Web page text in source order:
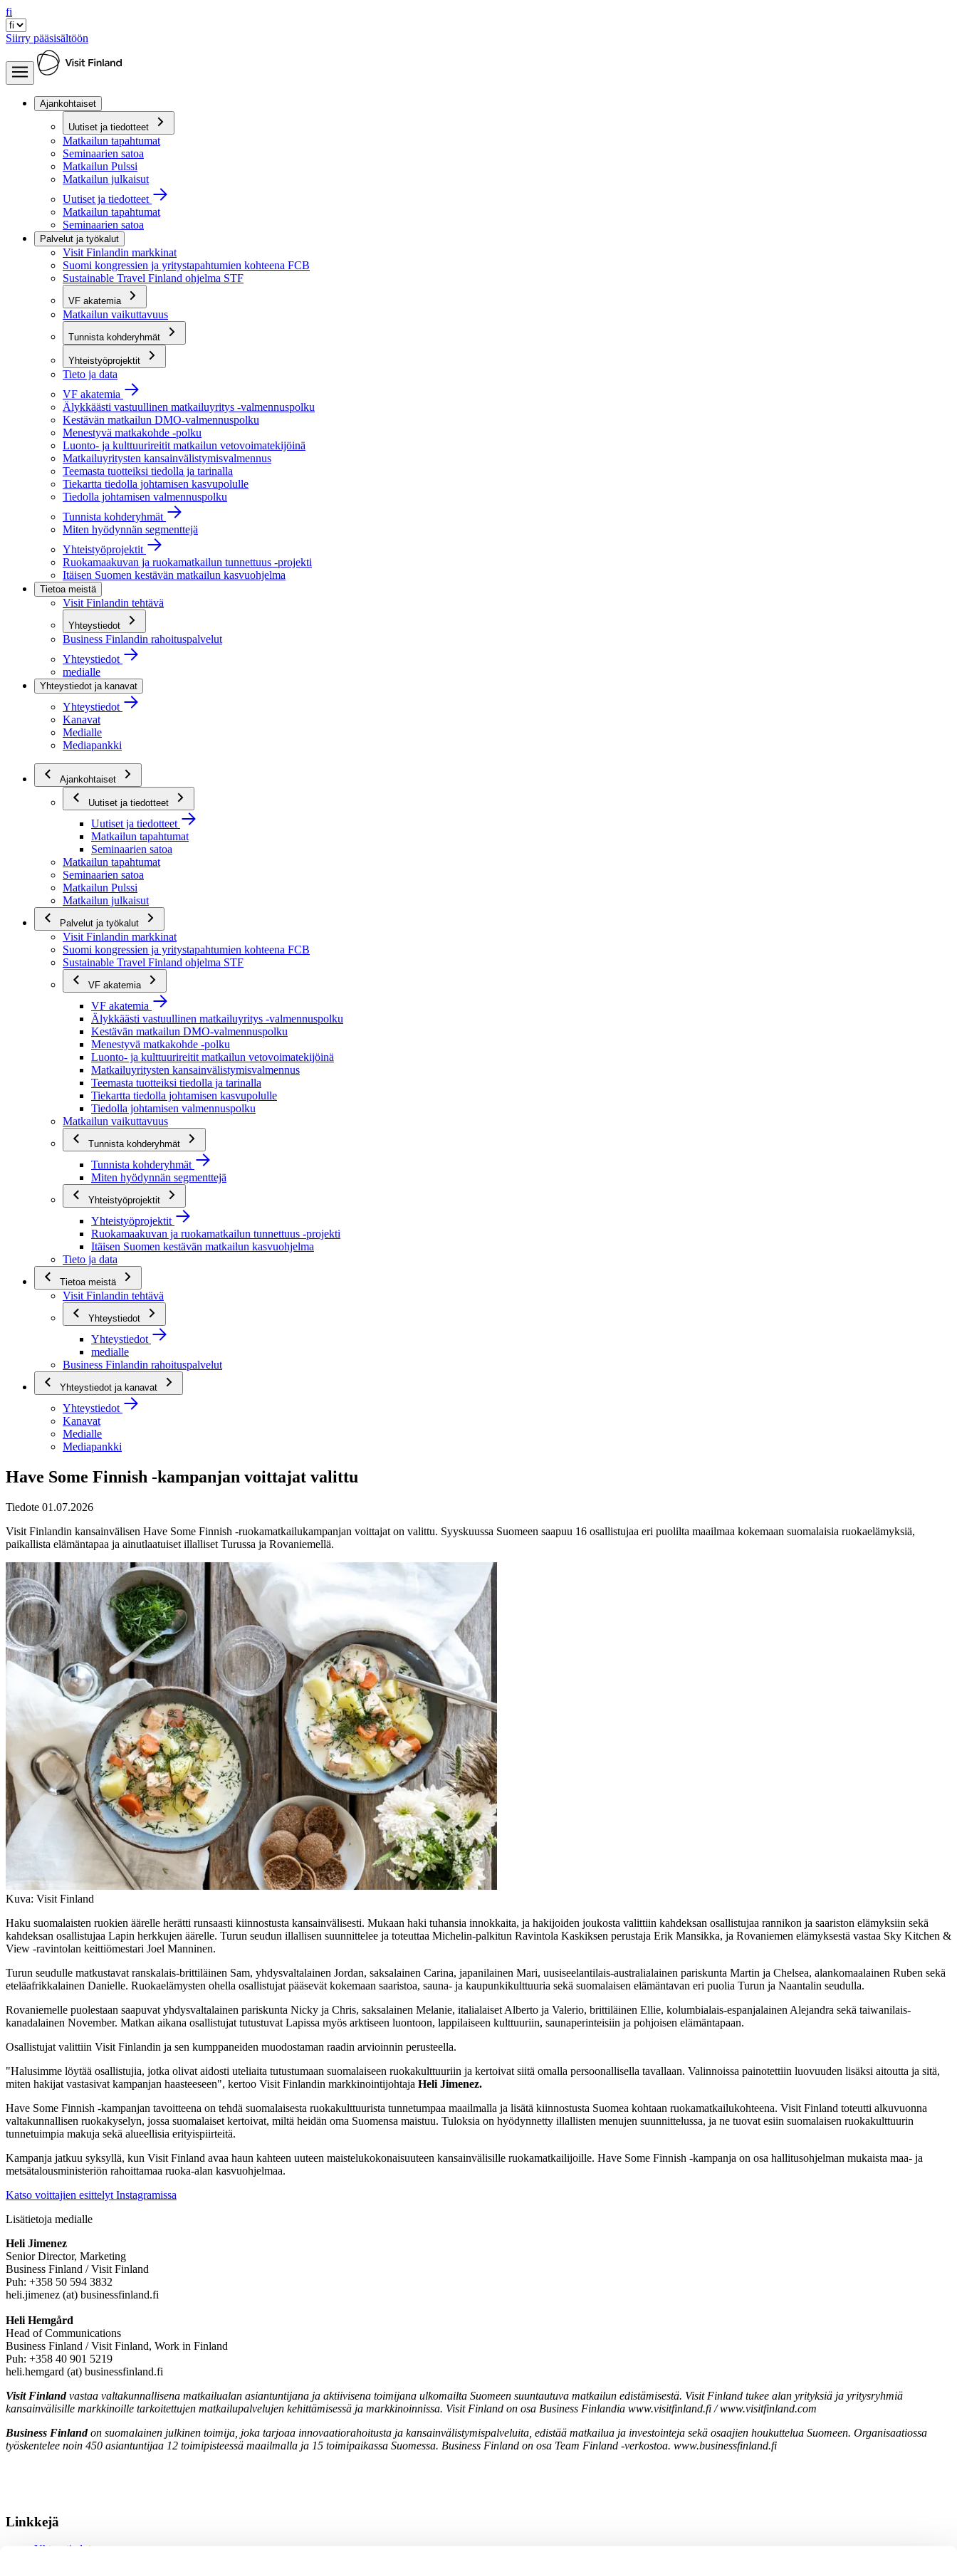
fi
Siirry pääsisältöön
Ajankohtaiset
Uutiset ja tiedotteet
Matkailun tapahtumat
Seminaarien satoa
Matkailun Pulssi
Matkailun julkaisut
Uutiset ja tiedotteet
Matkailun tapahtumat
Seminaarien satoa
Palvelut ja työkalut
Visit Finlandin markkinat
Suomi kongressien ja yritystapahtumien kohteena FCB
Sustainable Travel Finland ohjelma STF
VF akatemia
Matkailun vaikuttavuus
Tunnista kohderyhmät
Yhteistyöprojektit
Tieto ja data
VF akatemia
Älykkäästi vastuullinen matkailuyritys -valmennuspolku
Kestävän matkailun DMO-valmennuspolku
Menestyvä matkakohde -polku
Luonto- ja kulttuurireitit matkailun vetovoimatekijöinä
Matkailuyritysten kansainvälistymisvalmennus
Teemasta tuotteiksi tiedolla ja tarinalla
Tiekartta tiedolla johtamisen kasvupolulle
Tiedolla johtamisen valmennuspolku
Tunnista kohderyhmät
Miten hyödynnän segmenttejä
Yhteistyöprojektit
Ruokamaakuvan ja ruokamatkailun tunnettuus -projekti
Itäisen Suomen kestävän matkailun kasvuohjelma
Tietoa meistä
Visit Finlandin tehtävä
Yhteystiedot
Business Finlandin rahoituspalvelut
Yhteystiedot
medialle
Yhteystiedot ja kanavat
Yhteystiedot
Kanavat
Medialle
Mediapankki
Ajankohtaiset
Uutiset ja tiedotteet
Uutiset ja tiedotteet
Matkailun tapahtumat
Seminaarien satoa
Matkailun tapahtumat
Seminaarien satoa
Matkailun Pulssi
Matkailun julkaisut
Palvelut ja työkalut
Visit Finlandin markkinat
Suomi kongressien ja yritystapahtumien kohteena FCB
Sustainable Travel Finland ohjelma STF
VF akatemia
VF akatemia
Älykkäästi vastuullinen matkailuyritys -valmennuspolku
Kestävän matkailun DMO-valmennuspolku
Menestyvä matkakohde -polku
Luonto- ja kulttuurireitit matkailun vetovoimatekijöinä
Matkailuyritysten kansainvälistymisvalmennus
Teemasta tuotteiksi tiedolla ja tarinalla
Tiekartta tiedolla johtamisen kasvupolulle
Tiedolla johtamisen valmennuspolku
Matkailun vaikuttavuus
Tunnista kohderyhmät
Tunnista kohderyhmät
Miten hyödynnän segmenttejä
Yhteistyöprojektit
Yhteistyöprojektit
Ruokamaakuvan ja ruokamatkailun tunnettuus -projekti
Itäisen Suomen kestävän matkailun kasvuohjelma
Tieto ja data
Tietoa meistä
Visit Finlandin tehtävä
Yhteystiedot
Yhteystiedot
medialle
Business Finlandin rahoituspalvelut
Yhteystiedot ja kanavat
Yhteystiedot
Kanavat
Medialle
Mediapankki
Have Some Finnish -kampanjan voittajat valittu
Tiedote 01.07.2026
Visit Finlandin kansainvälisen Have Some Finnish -ruokamatkailukampanjan voittajat on valittu. Syyskuussa Suomeen saapuu 16 osallistujaa eri puolilta maailmaa kokemaan suomalaisia ruokaelämyksiä,
paikallista elämäntapaa ja ainutlaatuiset illalliset Turussa ja Rovaniemellä.
Kuva: Visit Finland
Haku suomalaisten ruokien äärelle herätti runsaasti kiinnostusta kansainvälisesti. Mukaan haki tuhansia innokkaita, ja hakijoiden joukosta valittiin kahdeksan osallistujaa rannikon ja saariston elämyksiin sekä
kahdeksan osallistujaa Lapin herkkujen äärelle. Turun seudun illallisen suunnittelee ja toteuttaa Michelin-palkitun Ravintola Kaskiksen perustaja Erik Mansikka, ja Rovaniemen elämyksestä vastaa Sky Kitchen &
View -ravintolan keittiömestari Joel Manninen.
Turun seudulle matkustavat ranskalais-brittiläinen Sam, yhdysvaltalainen Jordan, saksalainen Carina, japanilainen Mari, uusiseelantilais-australialainen pariskunta Martin ja Chelsea, alankomaalainen Ruben sekä
eteläafrikkalainen Danielle. Ruokaelämysten ohella osallistujat pääsevät kokemaan saaristoa, sauna- ja kaupunkikulttuuria sekä suomalaisen elämäntavan eri puolia Turun ja Naantalin seudulla.
Rovaniemelle puolestaan saapuvat yhdysvaltalainen pariskunta Nicky ja Chris, saksalainen Melanie, italialaiset Alberto ja Valerio, brittiläinen Ellie, kolumbialais-espanjalainen Alejandra sekä taiwanilais-
kanadalainen November. Matkan aikana osallistujat tutustuvat Lapissa myös arktiseen luontoon, lappilaiseen kulttuuriin, saunaperinteisiin ja pohjoisen elämäntapaan.
Osallistujat valittiin Visit Finlandin ja sen kumppaneiden muodostaman raadin arvioinnin perusteella.
"Halusimme löytää osallistujia, jotka olivat aidosti uteliaita tutustumaan suomalaiseen ruokakulttuuriin ja kertoivat siitä omalla persoonallisella tavallaan. Valinnoissa painotettiin luovuuden lisäksi aitoutta ja sitä,
miten hakijat vastasivat kampanjan haasteeseen", kertoo Visit Finlandin markkinointijohtaja Heli Jimenez.
Have Some Finnish -kampanjan tavoitteena on tehdä suomalaisesta ruokakulttuurista tunnetumpaa maailmalla ja lisätä kiinnostusta Suomea kohtaan ruokamatkailukohteena. Visit Finland toteutti alkuvuonna
valtakunnallisen ruokakyselyn, jossa suomalaiset kertoivat, miltä heidän oma Suomensa maistuu. Tuloksia on hyödynnetty illallisten menujen suunnittelussa, ja ne tuovat esiin suomalaisen ruokakulttuurin
tunnetuimpia makuja sekä alueellisia erityispiirteitä.
Kampanja jatkuu syksyllä, kun Visit Finland avaa haun kahteen uuteen maistelukokonaisuuteen kansainvälisille ruokamatkailijoille. Have Some Finnish -kampanja on osa hallitusohjelman mukaista maa- ja
metsätalousministeriön rahoittamaa ruoka-alan kasvuohjelmaa.
Katso voittajien esittelyt Instagramissa
Lisätietoja medialle
Heli Jimenez
Senior Director, Marketing
Business Finland / Visit Finland
Puh: +358 50 594 3832
heli.jimenez (at) businessfinland.fi
Heli Hemgård
Head of Communications
Business Finland / Visit Finland, Work in Finland
Puh: +358 40 901 5219
heli.hemgard (at) businessfinland.fi
Visit Finlandvastaa valtakunnallisena matkailualan asiantuntijana ja aktiivisena toimijana ulkomailta Suomeen suuntautuva matkailun edistämisestä. Visit Finland tukee alan yrityksiä ja yritysryhmiä
kansainvälisille markkinoille tarkoitettujen matkailupalvelujen kehittämisessä ja markkinoinnissa. Visit Finland on osa Business Finlandia www.visitfinland.fi / www.visitfinland.com
Business Finlandon suomalainen julkinen toimija, joka tarjoaa innovaatiorahoitusta ja kansainvälistymispalveluita, edistää matkailua ja investointeja sekä osaajien houkuttelua Suomeen. Organisaatiossa
työskentelee noin 450 asiantuntijaa 12 toimipisteessä maailmalla ja 15 toimipaikassa Suomessa. Business Finland on osa Team Finland -verkostoa. www.businessfinland.fi
Linkkejä
Yhteystiedot